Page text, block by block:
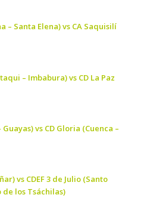
– Santa Elena) vs CA Saquisilí
– Imbabura) vs CD La Paz
vs CD Gloria (Cuenca –
vs CDEF 3 de Julio (Santo
los Tsáchilas)